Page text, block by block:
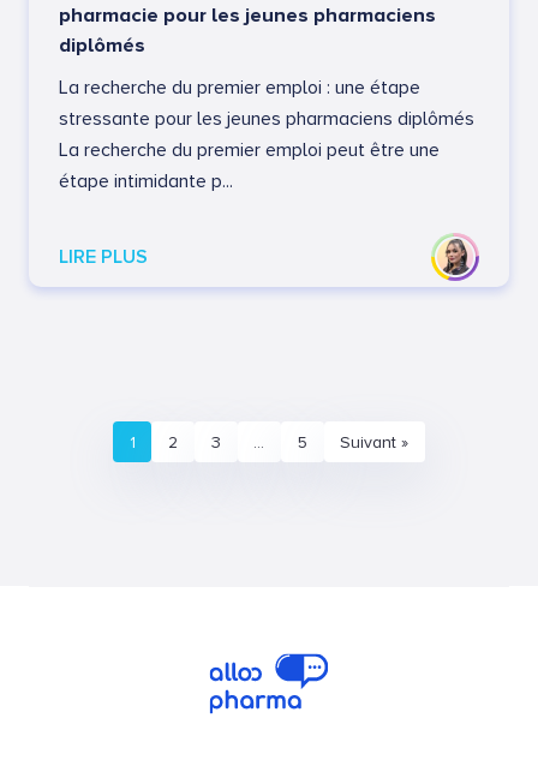
pharmacie pour les jeunes pharmaciens
diplômés
La recherche du premier emploi : une étape
stressante pour les jeunes pharmaciens diplômés
La recherche du premier emploi peut être une
étape intimidante p...
LIRE PLUS
1 2 3 … 5 Suivant »